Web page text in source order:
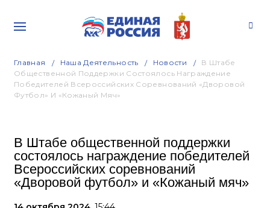
Главная Наша Деятельность Новости
В Штабе
Общественной Поддержки Состоялось Награждение
Победителей Всероссийских Соревнований «Дворовой
Футбол» И «Кожаный Мяч»
В Штабе общественной поддержки
состоялось награждение победителей
Всероссийских соревнований
«Дворовой футбол» и «Кожаный мяч»